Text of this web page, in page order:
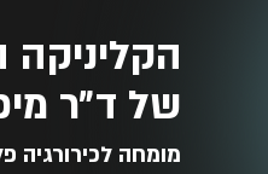
של ד״ר
מומחה לכירורגיה